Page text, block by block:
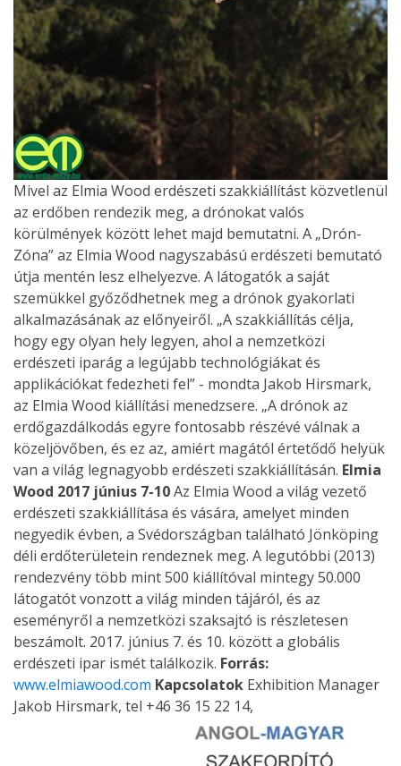
Mivel az Elmia Wood erdészeti szakkiállítást közvetlenül
az erdőben rendezik meg, a drónokat valós
körülmények között lehet majd bemutatni. A „Drón-
Zóna” az Elmia Wood nagyszabású erdészeti bemutató
útja mentén lesz elhelyezve. A látogatók a saját
szemükkel győződhetnek meg a drónok gyakorlati
alkalmazásának az előnyeiről. „A szakkiállítás célja,
hogy egy olyan hely legyen, ahol a nemzetközi
erdészeti iparág a legújabb technológiákat és
applikációkat fedezheti fel” - mondta Jakob Hirsmark,
az Elmia Wood kiállítási menedzsere. „A drónok az
erdőgazdálkodás egyre fontosabb részévé válnak a
közeljövőben, és ez az, amiért magától értetődő helyük
van a világ legnagyobb erdészeti szakkiállításán. Elmia
Wood 2017 június 7-10Az Elmia Wood a világ vezető
erdészeti szakkiállítása és vására, amelyet minden
negyedik évben, a Svédországban található Jönköping
déli erdőterületein rendeznek meg. A legutóbbi (2013)
rendezvény több mint 500 kiállítóval mintegy 50.000
látogatót vonzott a világ minden tájáról, és az
eseményről a nemzetközi szaksajtó is részletesen
beszámolt. 2017. június 7. és 10. között a globális
erdészeti ipar ismét találkozik. Forrás:
www.elmiawood.com Kapcsolatok Exhibition Manager
Jakob Hirsmark, tel +46 36 15 22 14,